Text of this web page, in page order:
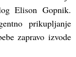
Elison Gopnik.
prikupljanje
zapravo izvode